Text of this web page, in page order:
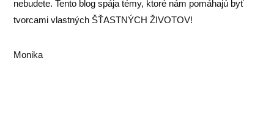
nebudete. Tento blog spája témy, ktoré nám pomáhajú byť
tvorcami vlastných ŠŤASTNÝCH ŽIVOTOV!
Monika